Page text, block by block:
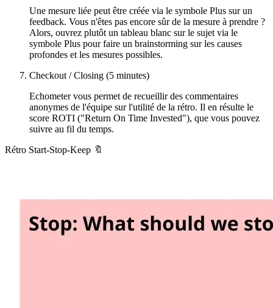
Une mesure liée peut être créée via le symbole Plus sur un
feedback. Vous n'êtes pas encore sûr de la mesure à prendre ?
Alors, ouvrez plutôt un tableau blanc sur le sujet via le
symbole Plus pour faire un brainstorming sur les causes
profondes et les mesures possibles.
Checkout / Closing (5 minutes)
Echometer vous permet de recueillir des commentaires
anonymes de l'équipe sur l'utilité de la rétro. Il en résulte le
score ROTI ("Return On Time Invested"), que vous pouvez
suivre au fil du temps.
Rétro Start-Stop-Keep 🔖